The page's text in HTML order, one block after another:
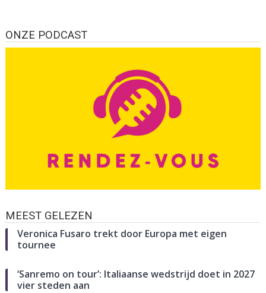
ONZE PODCAST
MEEST GELEZEN
Veronica Fusaro trekt door Europa met eigen
tournee
‘Sanremo on tour’: Italiaanse wedstrijd doet in 2027
vier steden aan